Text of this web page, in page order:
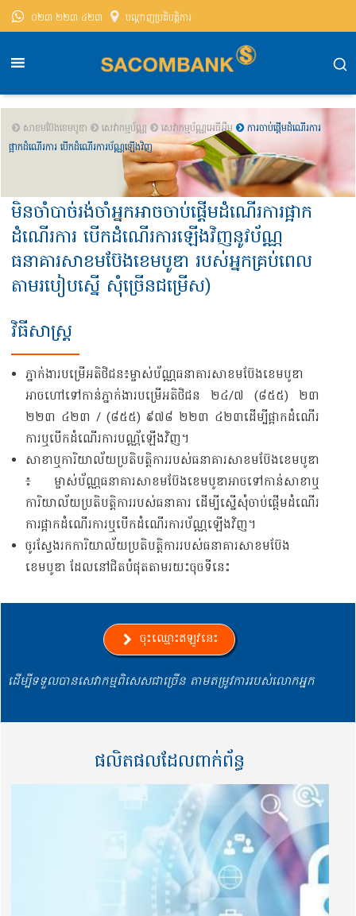
០២៣ ២២៣ ៤២៣ បណ្តាញ​ប្រតិបត្តិការ
សាខមប៊ែងខេមបូឌា សេវាកម្មប័ណ្ណ សេវាកម្មប័ណ្ណអេធីអឹម
ការចាប់ផ្តើមដំណើរការ
ផ្អាកដំណើរការ បើកដំណើរការប័ណ្ណឡើងវិញ
មិនចាំបាច់រង់ចាំអ្នកអាចចាប់ផ្តើមដំណើរការផ្អាក
ដំណើរការ បើកដំណើរការឡើងវិញនូវប័ណ្ណ
ធនាគារសាខមប៊ែងខេមបូឌា របស់អ្នកគ្រប់ពេល
តាមរបៀបស្នើ សុំច្រើនជម្រើស)
វិធីសាស្ត្រ
ភ្នាក់​ងារ​បម្រើ​អតិថិជន​៖​​ម្ចាស់​ប័ណ្ណ​ធនាគារ​សាខមប៊ែង​ខេមបូឌា​​​
អាច​ហៅ​ទៅ​កាន់​ភ្នាក់​ងារ​បម្រើ​អតិថិជន​ ២៤/៧​ (​៨៥៥)​ ២៣​
២២៣​ ៤២៣​ ​/​ (៨៥៥)​ ៩៧៨​ ២២៣​ ៤២៣​​ដើម្បី​ផ្អាក​ដំណើរ​
ការ​ឬ​បើក​ដំណើរ​ការ​បណ្ណ័​ឡើង​វិញ​។​
សាខា​ឬ​ការិយាល័យ​ប្រតិបត្តិការ​របស់​ធនាគារ​សាខមប៊ែង​ខេមបូឌា​
៖​​ ម្ចាស់​ប័ណ្ណ​ធនាគារ​សាខមប៊ែង​ខេមបូឌា​អាច​ទៅ​កាន់​សាខា​ឬ​
ការិយាល័យ​ប្រតិបត្តិការ​របស់​ធនាគារ​ ដើម្បី​ស្នើ​សុំ​ចាប់​ផ្តើម​ដំណើរ​
ការ​ផ្អាក​ដំណើរ​ការ​ឬ​​បើក​ដំណើរ​ការ​ប័ណ្ណ​ឡើង​វិញ​។​
ចូរ​ស្វែង​រក​ការិយាល័យ​ប្រតិបត្តិការ​របស់​ធនាគារ​សាខមប៊ែង​
ខេមបូឌា​ ដែល​នៅ​ជិត​បំផុត​តាម​រយះ​ចុច​ទី​នេះ​
ចុះឈ្មោះឥឡូវនេះ
ដើម្បីទទួលបានសេវាកម្មពិសេសជាច្រើន តាមតម្រូវការរបស់លោកអ្នក
ផលិតផលដែលពាក់ព័ន្ធ